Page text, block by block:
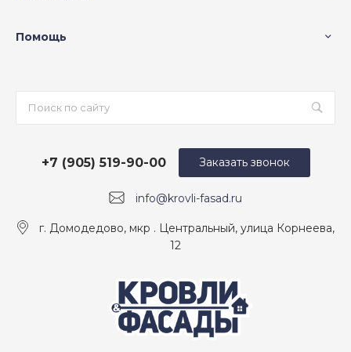
Помощь
info@krovli-fasad.ru
+7 (905) 519-90-00
г. Домодедово, мкр . Центральный, улица Корнеева,
12
Заказать звонок